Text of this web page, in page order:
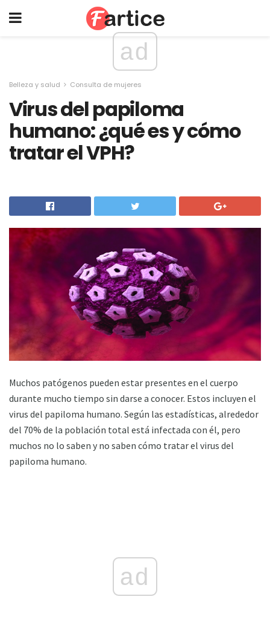
ad
Belleza y salud Consulta de mujeres
Virus del papiloma
humano: ¿qué es y cómo
tratar el VPH?
Muchos patógenos pueden estar presentes en el cuerpo
durante mucho tiempo sin darse a conocer. Estos incluyen el
virus del papiloma humano. Según las estadísticas, alrededor
del 70% de la población total está infectada con él, pero
muchos no lo saben y no saben cómo tratar el virus del
papiloma humano.
ad